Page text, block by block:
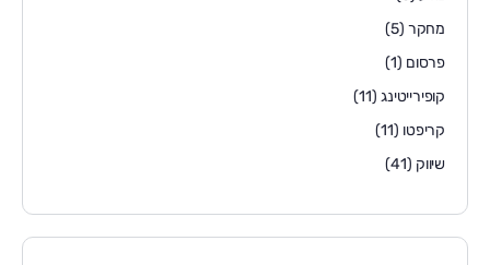
מחקר (5)
פרסום (1)
קופירייטינג(11)
קריפטו (11)
שיווק (41)